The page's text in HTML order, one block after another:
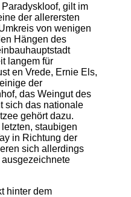
gilt im
der allerersten
von wenigen
Hängen des
langem für
en Vrede, Ernie Els,
der
das Weingut des
sich das nationale
gehört dazu.
staubigen
in Richtung der
sich allerdings
hinter dem